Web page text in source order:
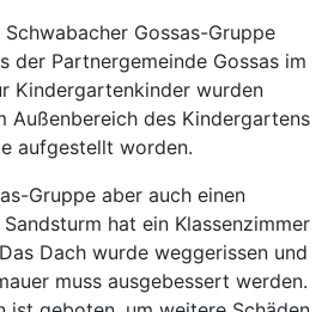
Gossas-Gruppe
der Partnergemeinde Gossas im
Kindergartenkinder wurden
des Kindergartens
aufgestellt worden.
Gruppe aber auch einen
hat ein Klassenzimmer
Dach wurde weggerissen und
muss ausgebessert werden.